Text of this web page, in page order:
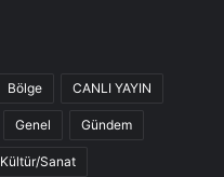
Bölge CANLI YAYIN
Genel Gündem
Kültür/Sanat